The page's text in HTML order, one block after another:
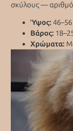
σκύλους — αριθμό
Ύψος:
Βάρος:
Χρώματα: